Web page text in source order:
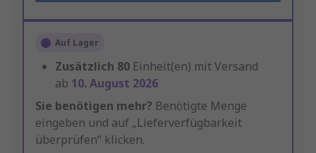
Auf Lager
Zusätzlich 80 Einheit(en) mit Versand
ab 10. August 2026
Sie benötigen mehr? Benötigte Menge
eingeben und auf „Lieferverfügbarkeit
überprüfen“ klicken.